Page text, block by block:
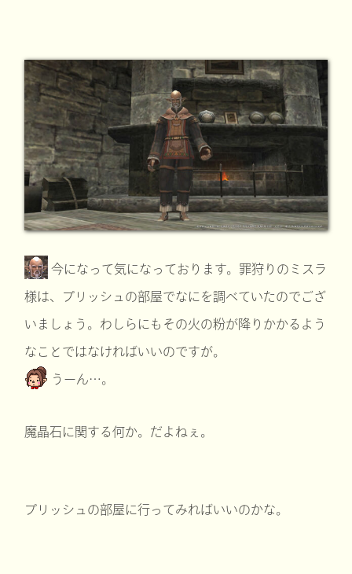
今になって気になっております。罪狩りのミスラ
様は、プリッシュの部屋でなにを調べていたのでござ
いましょう。わしらにもその火の粉が降りかかるよう
なことではなければいいのですが。
うーん…。
魔晶石に関する何か。だよねぇ。
プリッシュの部屋に行ってみればいいのかな。